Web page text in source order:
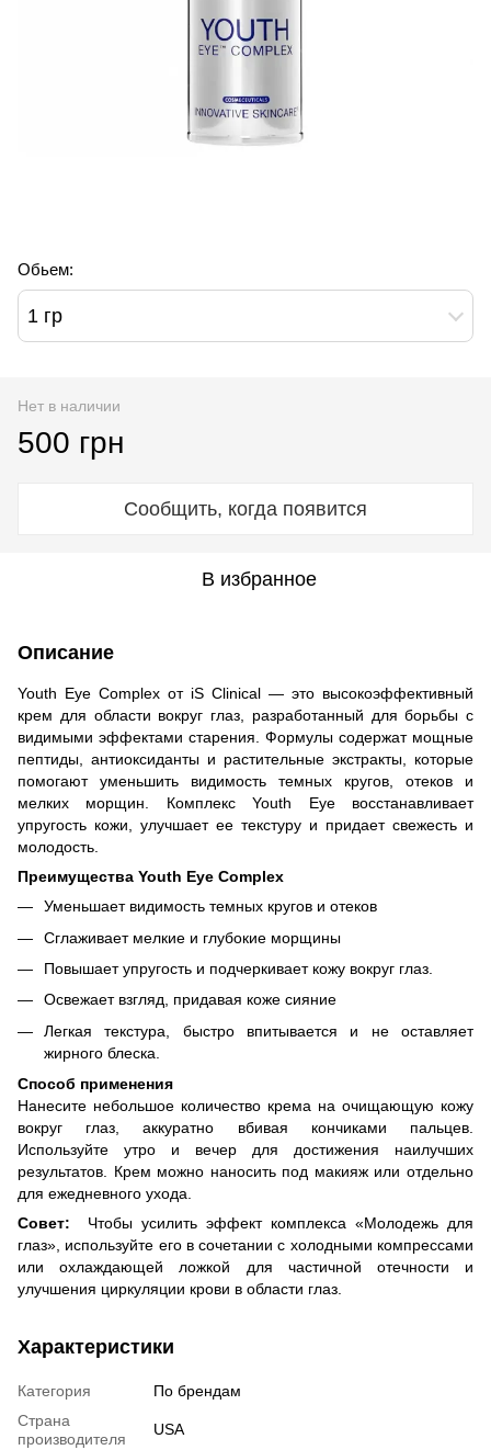
Обьем:
1 гр
Нет в наличии
500 грн
Сообщить, когда появится
В избранное
Описание
Youth Eye Complex от iS Clinical — это высокоэффективный
крем для области вокруг глаз, разработанный для борьбы с
видимыми эффектами старения. Формулы содержат мощные
пептиды, антиоксиданты и растительные экстракты, которые
помогают уменьшить видимость темных кругов, отеков и
мелких морщин. Комплекс Youth Eye восстанавливает
упругость кожи, улучшает ее текстуру и придает свежесть и
молодость.
Преимущества Youth Eye Complex
Уменьшает видимость темных кругов и отеков
Сглаживает мелкие и глубокие морщины
Повышает упругость и подчеркивает кожу вокруг глаз.
Освежает взгляд, придавая коже сияние
Легкая текстура, быстро впитывается и не оставляет
жирного блеска.
Способ применения
Нанесите небольшое количество крема на очищающую кожу
вокруг глаз, аккуратно вбивая кончиками пальцев.
Используйте утро и вечер для достижения наилучших
результатов. Крем можно наносить под макияж или отдельно
для ежедневного ухода.
Совет: Чтобы усилить эффект комплекса «Молодежь для
глаз», используйте его в сочетании с холодными компрессами
или охлаждающей ложкой для частичной отечности и
улучшения циркуляции крови в области глаз.
Характеристики
Категория
По брендам
Страна
производителя
USA